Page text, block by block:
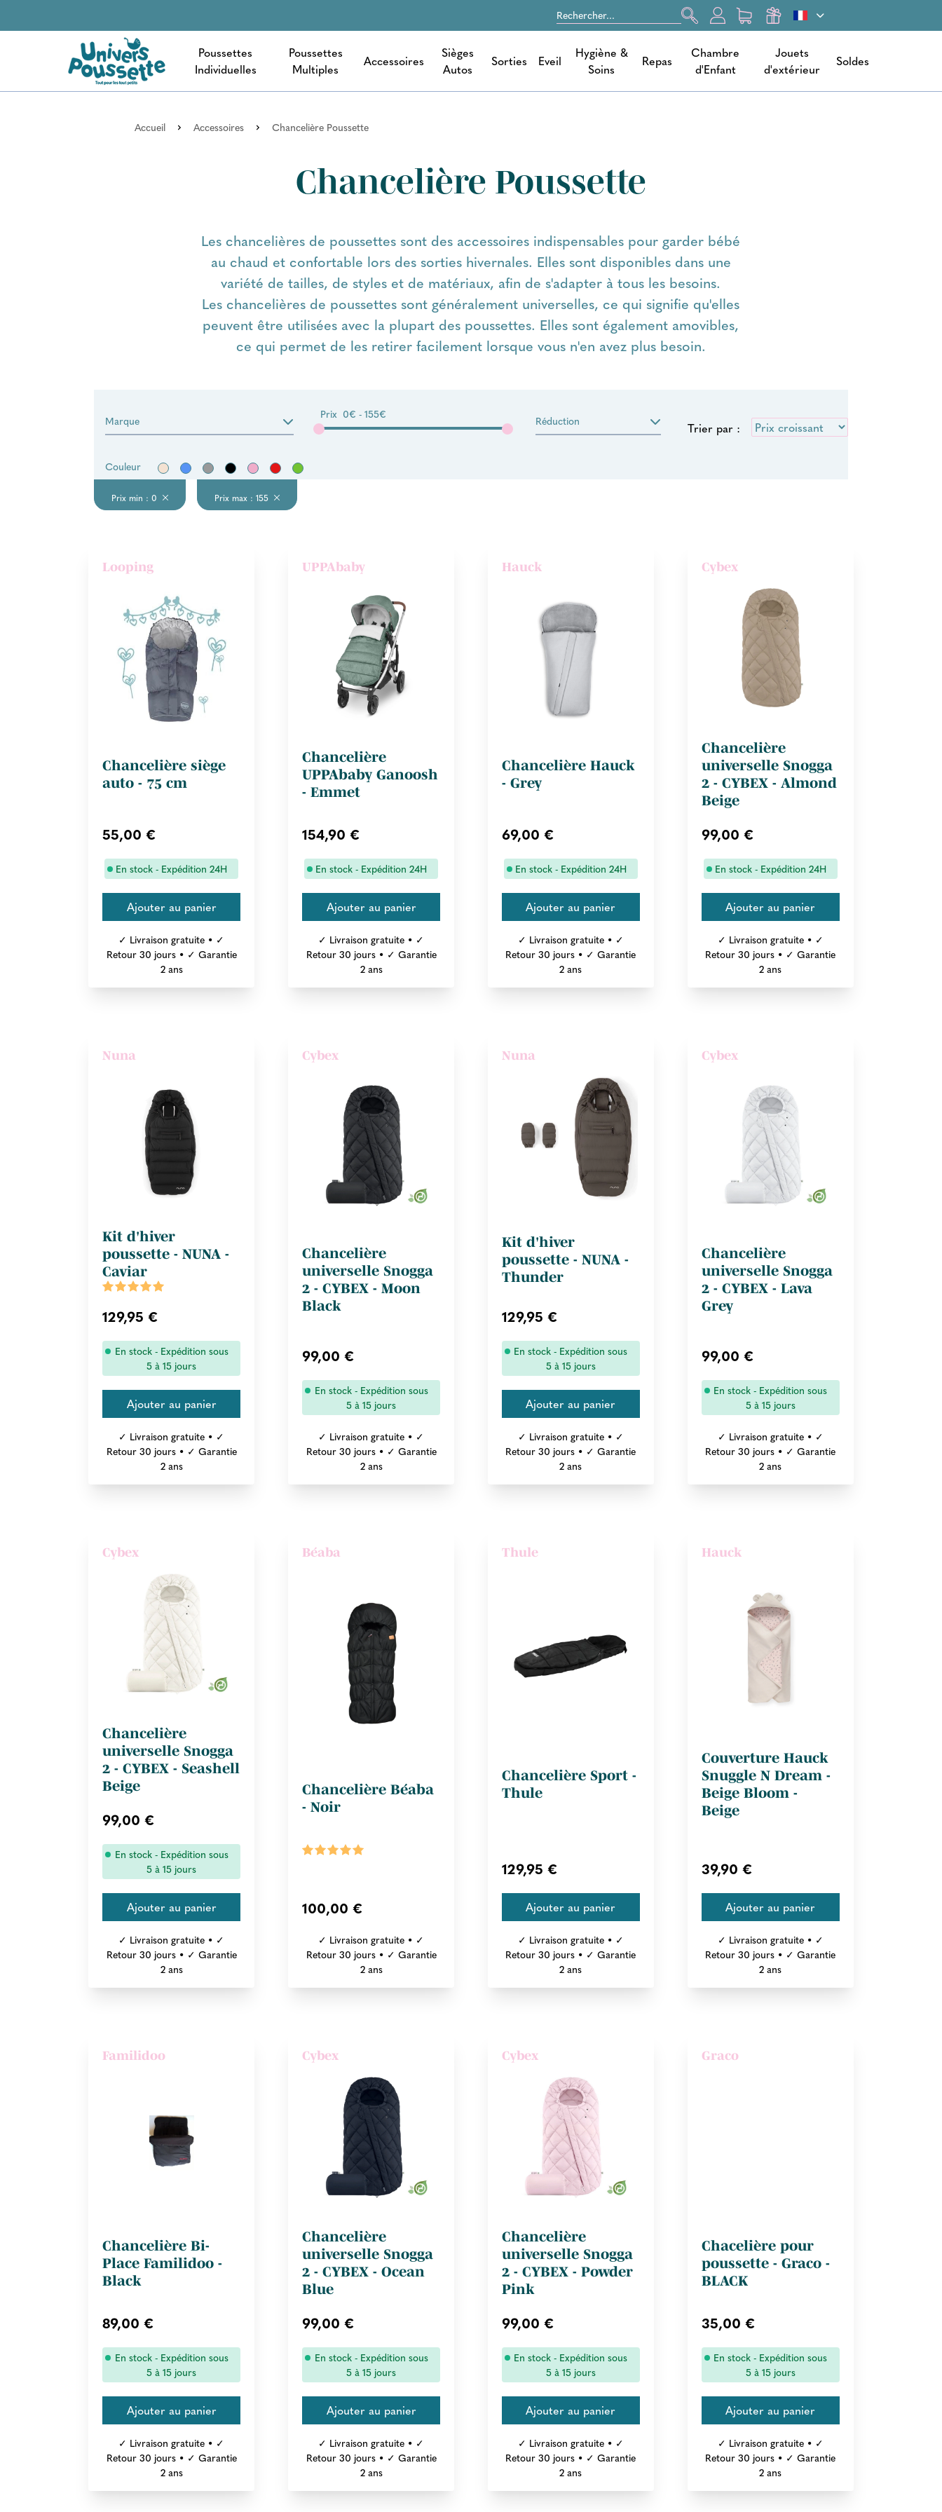
Poussettes
Individuelles
Poussettes
Multiples
Accessoires
Sièges
Autos
Sorties Eveil
Hygiène &
Soins
Repas
Chambre
d'Enfant
Jouets
d'extérieur
Soldes
Accueil Accessoires Chancelière Poussette
Chancelière Poussette
Les chancelières de poussettes sont des accessoires indispensables pour garder bébé
au chaud et confortable lors des sorties hivernales. Elles sont disponibles dans une
variété de tailles, de styles et de matériaux, afin de s'adapter à tous les besoins.
Les chancelières de poussettes sont généralement universelles, ce qui signifie qu'elles
peuvent être utilisées avec la plupart des poussettes. Elles sont également amovibles,
ce qui permet de les retirer facilement lorsque vous n'en avez plus besoin.
Marque Prix 0€ - 155€ Réduction Trier par :
Couleur
Prix min : 0 Prix max : 155
Looping
Chancelière siège
auto - 75 cm
55,00 €
En stock - Expédition 24H
✓ Livraison gratuite • ✓
Retour 30 jours • ✓ Garantie
2 ans
UPPAbaby
Chancelière
UPPAbaby Ganoosh
- Emmet
154,90 €
En stock - Expédition 24H
✓ Livraison gratuite • ✓
Retour 30 jours • ✓ Garantie
2 ans
Hauck
Chancelière Hauck
- Grey
69,00 €
En stock - Expédition 24H
✓ Livraison gratuite • ✓
Retour 30 jours • ✓ Garantie
2 ans
Cybex
Chancelière
universelle Snogga
2 - CYBEX - Almond
Beige
99,00 €
En stock - Expédition 24H
✓ Livraison gratuite • ✓
Retour 30 jours • ✓ Garantie
2 ans
Nuna
Kit d'hiver
poussette - NUNA -
Caviar
129,95 €
En stock - Expédition sous
5 à 15 jours
✓ Livraison gratuite • ✓
Retour 30 jours • ✓ Garantie
2 ans
Cybex
Chancelière
universelle Snogga
2 - CYBEX - Moon
Black
99,00 €
En stock - Expédition sous
5 à 15 jours
✓ Livraison gratuite • ✓
Retour 30 jours • ✓ Garantie
2 ans
Nuna
Kit d'hiver
poussette - NUNA -
Thunder
129,95 €
En stock - Expédition sous
5 à 15 jours
✓ Livraison gratuite • ✓
Retour 30 jours • ✓ Garantie
2 ans
Cybex
Chancelière
universelle Snogga
2 - CYBEX - Lava
Grey
99,00 €
En stock - Expédition sous
5 à 15 jours
✓ Livraison gratuite • ✓
Retour 30 jours • ✓ Garantie
2 ans
Cybex
Chancelière
universelle Snogga
2 - CYBEX - Seashell
Beige
99,00 €
En stock - Expédition sous
5 à 15 jours
✓ Livraison gratuite • ✓
Retour 30 jours • ✓ Garantie
2 ans
Béaba
Chancelière Béaba
- Noir
100,00 €
✓ Livraison gratuite • ✓
Retour 30 jours • ✓ Garantie
2 ans
Thule
Chancelière Sport -
Thule
129,95 €
✓ Livraison gratuite • ✓
Retour 30 jours • ✓ Garantie
2 ans
Hauck
Couverture Hauck
Snuggle N Dream -
Beige Bloom -
Beige
39,90 €
✓ Livraison gratuite • ✓
Retour 30 jours • ✓ Garantie
2 ans
Familidoo
Chancelière Bi-
Place Familidoo -
Black
89,00 €
En stock - Expédition sous
5 à 15 jours
✓ Livraison gratuite • ✓
Retour 30 jours • ✓ Garantie
2 ans
Cybex
Chancelière
universelle Snogga
2 - CYBEX - Ocean
Blue
99,00 €
En stock - Expédition sous
5 à 15 jours
✓ Livraison gratuite • ✓
Retour 30 jours • ✓ Garantie
2 ans
Cybex
Chancelière
universelle Snogga
2 - CYBEX - Powder
Pink
99,00 €
En stock - Expédition sous
5 à 15 jours
✓ Livraison gratuite • ✓
Retour 30 jours • ✓ Garantie
2 ans
Graco
Chacelière pour
poussette - Graco -
BLACK
35,00 €
En stock - Expédition sous
5 à 15 jours
✓ Livraison gratuite • ✓
Retour 30 jours • ✓ Garantie
2 ans